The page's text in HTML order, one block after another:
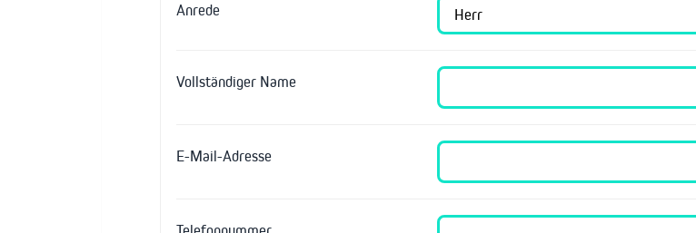
Anrede
Vollständiger Name
E-Mail-Adresse